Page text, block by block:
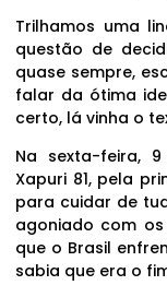
Trilhamos uma
questão de
quase sempre,
falar da ótima
certo, lá vinha o
Na sexta-feira,
Xapuri 81, pela
para cuidar de
agoniado com
que o Brasil
sabia que era o